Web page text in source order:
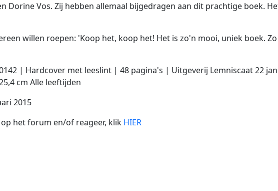
Dorine Vos. Zij hebben allemaal bijgedragen aan dit prachtige boek.
willen roepen: 'Koop het, koop het! Het is zo'n mooi, uniek boek.
| Hardcover met leeslint | 48 pagina's | Uitgeverij Lemniscaat 22
cm Alle leeftijden
2015
op het forum en/of reageer, klik HIER